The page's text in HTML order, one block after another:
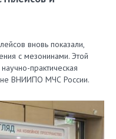
вновь показали,
с мезонинами. Этой
практическая
ВНИИПО МЧС России.